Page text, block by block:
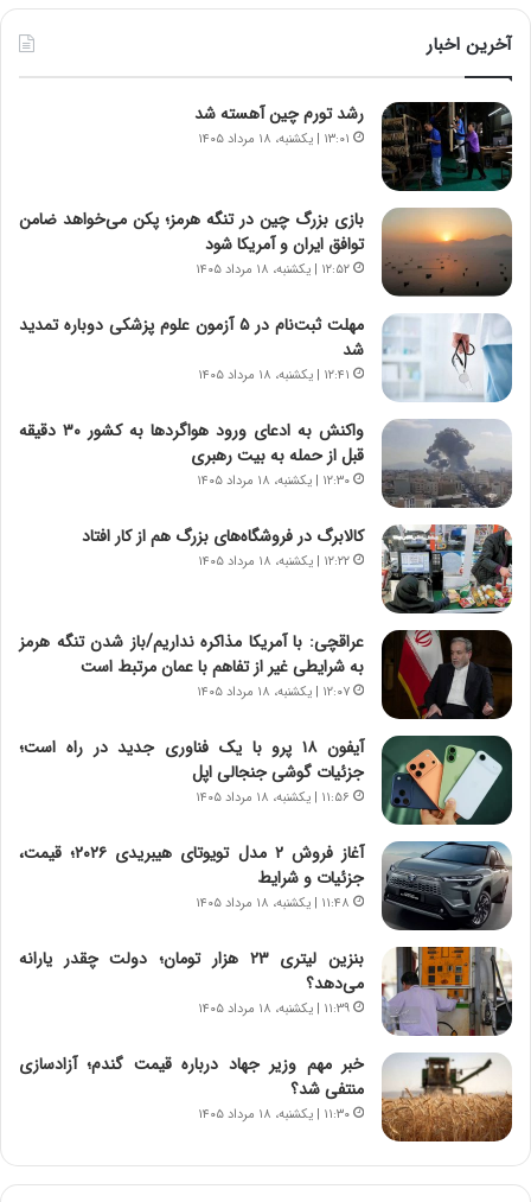
ط
و
ا
ر
ی
خ
ا
ی
ر
ا
ن
،
ه
ی
چ
گ
ا
ه
ج
ز
ا
ی
ن
ج
ن
گ
،
ن
ت
ا
ن
س
ت
ه
د
ر
م
ق
ا
ب
ل
چ
ن
ی
ن
آخرین اخبار
رشد تورم چین آهسته شد
۱۳:۰۱ | یکشنبه، ۱۸ مرداد ۱۴۰۵
بازی بزرگ چین در تنگه هرمز؛ پکن می‌خواهد ضامن
توافق ایران و آمریکا شود
۱۲:۵۲ | یکشنبه، ۱۸ مرداد ۱۴۰۵
مهلت ثبت‌نام در ۵ آزمون علوم پزشکی دوباره تمدید
شد
۱۲:۴۱ | یکشنبه، ۱۸ مرداد ۱۴۰۵
واکنش به ادعای ورود هواگردها به کشور ۳۰ دقیقه
قبل از حمله به بیت رهبری
۱۲:۳۰ | یکشنبه، ۱۸ مرداد ۱۴۰۵
کالابرگ در فروشگاه‌های بزرگ هم از کار افتاد
۱۲:۲۲ | یکشنبه، ۱۸ مرداد ۱۴۰۵
عراقچی: با آمریکا مذاکره نداریم/باز شدن تنگه هرمز
به شرایطی غیر از تفاهم با عمان مرتبط است
۱۲:۰۷ | یکشنبه، ۱۸ مرداد ۱۴۰۵
آیفون ۱۸ پرو با یک فناوری جدید در راه است؛
جزئیات گوشی جنجالی اپل
۱۱:۵۶ | یکشنبه، ۱۸ مرداد ۱۴۰۵
آغاز فروش ۲ مدل تویوتای هیبریدی ۲۰۲۶؛ قیمت،
جزئیات و شرایط
۱۱:۴۸ | یکشنبه، ۱۸ مرداد ۱۴۰۵
بنزین لیتری ۲۳ هزار تومان؛ دولت چقدر یارانه
می‌دهد؟
۱۱:۳۹ | یکشنبه، ۱۸ مرداد ۱۴۰۵
خبر مهم وزیر جهاد درباره قیمت گندم؛ آزادسازی
منتفی شد؟
۱۱:۳۰ | یکشنبه، ۱۸ مرداد ۱۴۰۵